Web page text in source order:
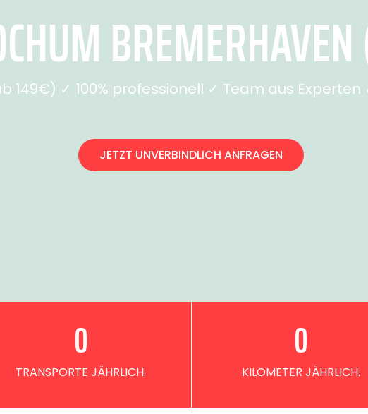
149€) ✓ 100% professionell ✓ Team aus
JETZT UNVERBINDLICH ANFRAGEN
TRANSPORTE JÄHRLICH.
0
KILOMETER JÄHRLICH.
0